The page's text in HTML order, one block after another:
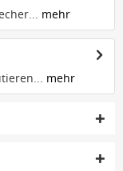
mehr
mehr